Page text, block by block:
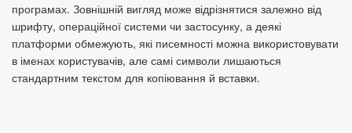
програмах. Зовнішній вигляд може відрізнятися залежно від
шрифту, операційної системи чи застосунку, а деякі
платформи обмежують, які писемності можна використовувати
в іменах користувачів, але самі символи лишаються
стандартним текстом для копіювання й вставки.